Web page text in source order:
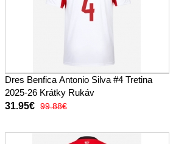
Dres Benfica Antonio Silva #4 Tretina
2025-26 Krátky Rukáv
31.95€ 99.88€